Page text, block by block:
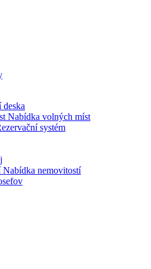
deska
Nabídka volných míst
systém
Nabídka nemovitostí